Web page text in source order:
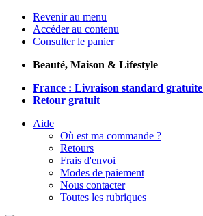
Revenir au menu
Accéder au contenu
Consulter le panier
Beauté, Maison & Lifestyle
France : Livraison standard gratuite
Retour gratuit
Aide
Où est ma commande ?
Retours
Frais d'envoi
Modes de paiement
Nous contacter
Toutes les rubriques